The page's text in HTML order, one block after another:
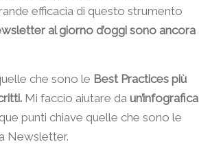
efficacia di questo strumento
al giorno d’oggi sono ancora
che sono le Best Practices più
Mi faccio aiutare da un’infografica
punti chiave quelle che sono le
Newsletter.